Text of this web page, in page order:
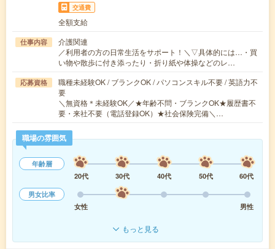
交通費
全額支給
仕事内容
介護関連
／利用者の方の日常生活をサポート！＼▽具体的には…・買
い物や散歩に付き添ったり・折り紙や体操などのレ…
応募資格
職種未経験OK / ブランクOK / パソコンスキル不要 / 英語力不
要
＼無資格＊未経験OK／★年齢不問・ブランクOK★履歴書不
要・来社不要（電話登録OK）★社会保険完備＼…
職場の雰囲気
年齢層
20代
30代 40代 50代
60代
男女比率
女性
男性
もっと見る